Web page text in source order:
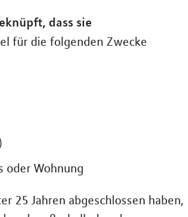
dass sie
für die folgenden Zwecke
oder Wohnung
25 Jahren abgeschlossen haben,